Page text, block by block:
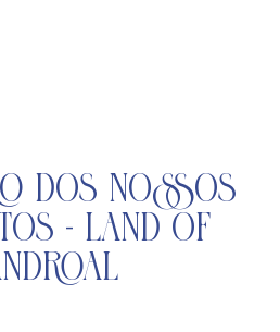
dos Nossos
- Land of